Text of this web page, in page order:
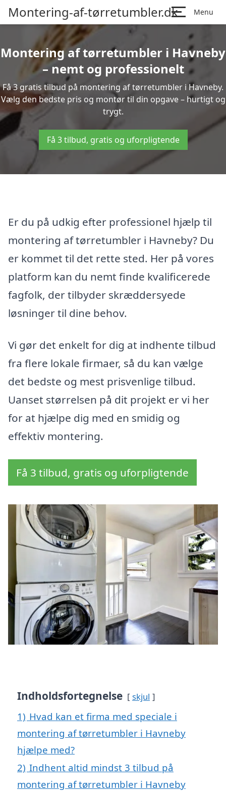
Montering-af-tørretumbler.dk Menu
Montering af tørretumbler i Havneby
– nemt og professionelt
Få 3 gratis tilbud på montering af tørretumbler i Havneby.
Vælg den bedste pris og montør til din opgave – hurtigt og
trygt.
Få 3 tilbud, gratis og uforpligtende
Er du på udkig efter professionel hjælp til
montering af tørretumbler i Havneby? Du
er kommet til det rette sted. Her på vores
platform kan du nemt finde kvalificerede
fagfolk, der tilbyder skræddersyede
løsninger til dine behov.
Vi gør det enkelt for dig at indhente tilbud
fra flere lokale firmaer, så du kan vælge
det bedste og mest prisvenlige tilbud.
Uanset størrelsen på dit projekt er vi her
for at hjælpe dig med en smidig og
effektiv montering.
Få 3 tilbud, gratis og uforpligtende
Indholdsfortegnelse skjul
1) Hvad kan et firma med speciale i
montering af tørretumbler i Havneby
hjælpe med?
2) Indhent altid mindst 3 tilbud på
montering af tørretumbler i Havneby